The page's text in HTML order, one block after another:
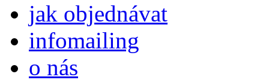
jak objednávat
infomailing
o nás